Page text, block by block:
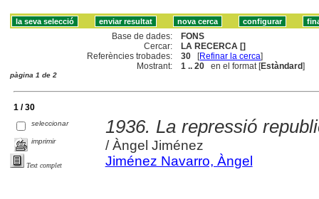
Base de dades:
FONS
Cercar:
LA RECERCA []
Referències trobades:
30 [Refinar la cerca]
Mostrant:
1 .. 20 en el format [Estàndard]
pàgina 1 de 2
1 / 30
seleccionar
imprimir
Text complet
1936. La repressió
/ Àngel Jiménez
Jiménez Navarro, Àngel